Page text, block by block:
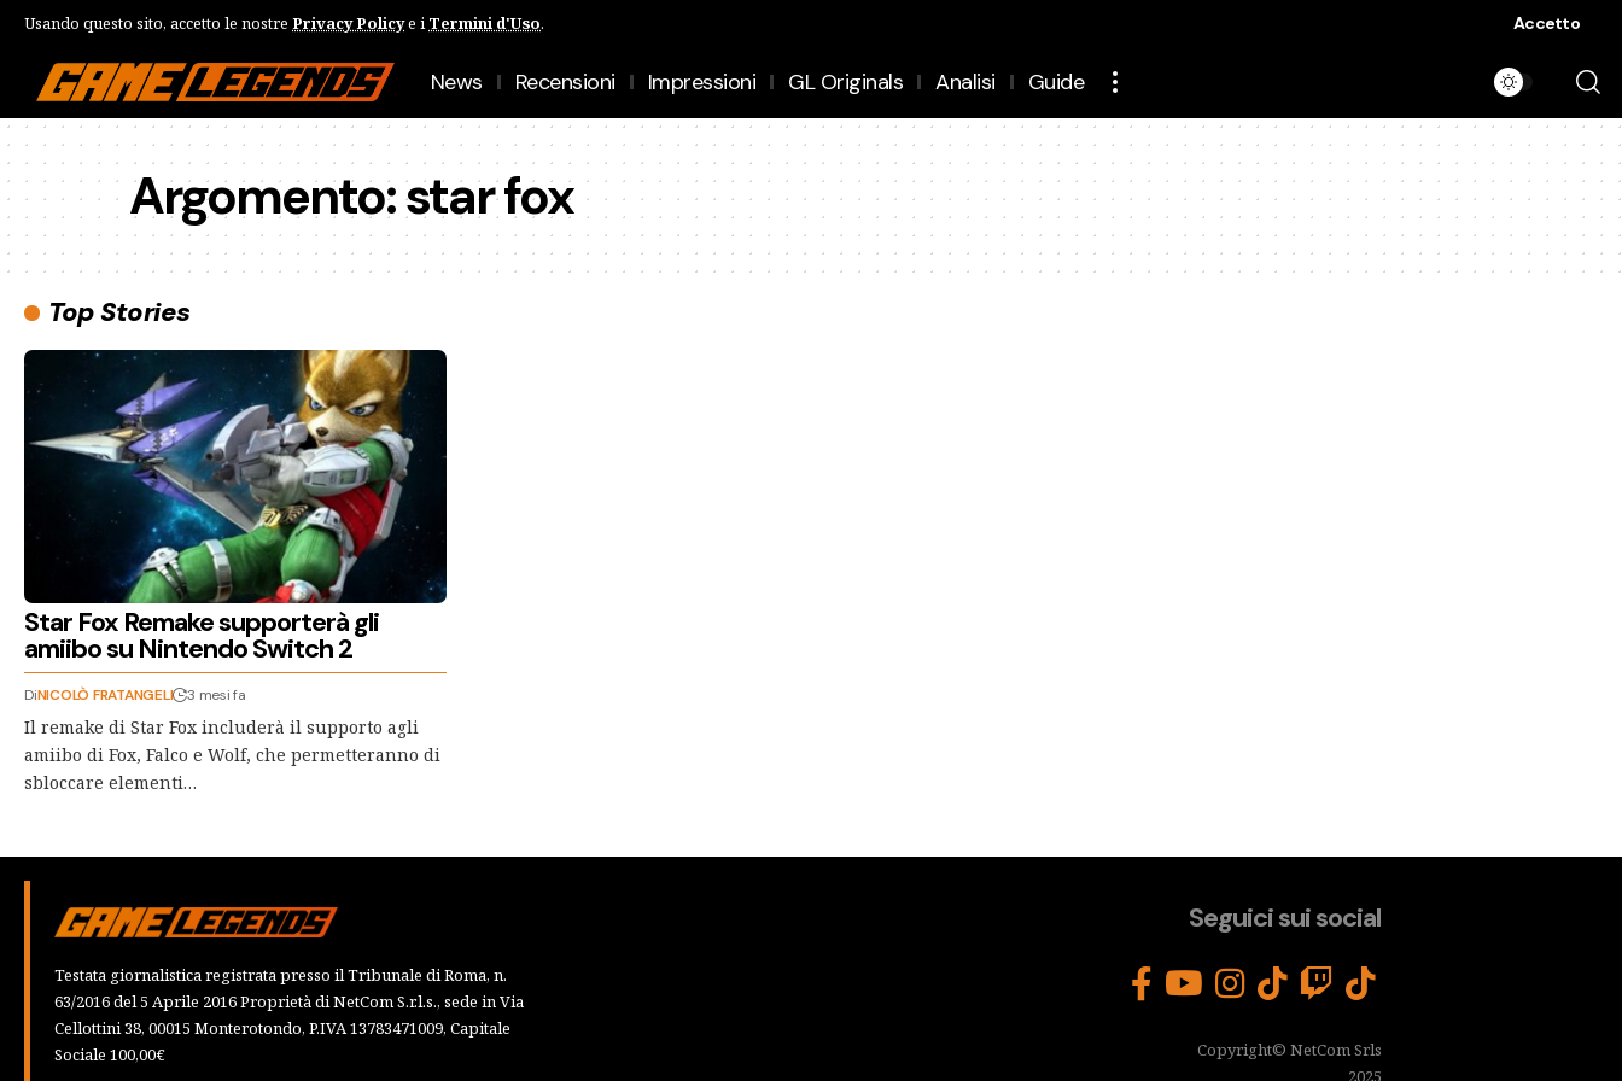
Usando questo sito, accetto le nostre Privacy Policye i Termini d'Uso. Accetto
News Recensioni Impressioni GL Originals Analisi Guide
Argomento:star fox
Top Stories
Star Fox Remake supporterà gli
amiibo su Nintendo Switch 2
DiNICOLÒ FRATANGELI 3 mesi fa
Il remake di Star Fox includerà il supporto agli
amiibo di Fox, Falco e Wolf, che permetteranno di
sbloccare elementi…
Testata giornalistica registrata presso il Tribunale di Roma, n.
63/2016 del 5 Aprile 2016 Proprietà di NetCom S.r.l.s., sede in Via
Cellottini 38, 00015 Monterotondo, P.IVA 13783471009, Capitale
Sociale 100,00€
Seguici sui social
Copyright© NetCom Srls
2025